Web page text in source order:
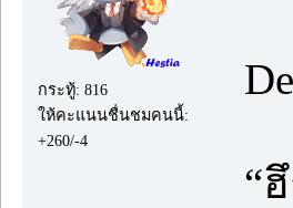
กระทู้: 816
ให้คะแนนชื่นชมคนนี้:
+260/-4
“